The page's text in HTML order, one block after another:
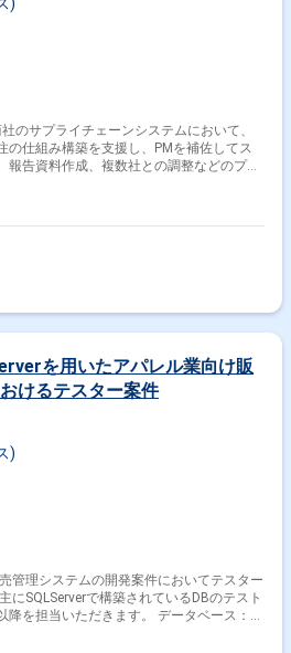
の仕組み構築を支援し、PMを補佐してス
報告資料作成、複数社との調整などのプロ
ントロールや品質管理も行います。 【作
を用いたアパレル業向け販
けるテスター案件
)
管理システムの開発案件においてテスター
にSQLServerで構築されているDBのテスト
いただきます。 データベース：